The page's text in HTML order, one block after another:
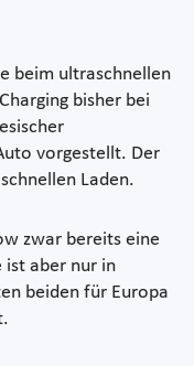
beim ultraschnellen
bisher bei
vorgestellt. Der
Laden.
zwar bereits eine
ist aber nur in
beiden für Europa